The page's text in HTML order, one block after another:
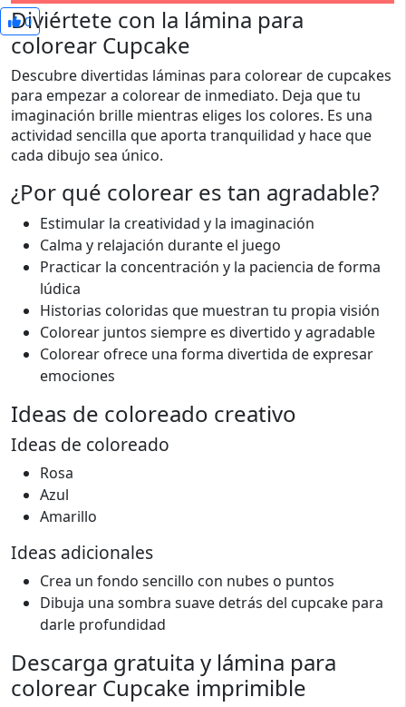
0
Diviértete con la lámina para
colorear Cupcake
Descubre divertidas láminas para colorear de cupcakes
para empezar a colorear de inmediato. Deja que tu
imaginación brille mientras eliges los colores. Es una
actividad sencilla que aporta tranquilidad y hace que
cada dibujo sea único.
¿Por qué colorear es tan agradable?
Estimular la creatividad y la imaginación
Calma y relajación durante el juego
Practicar la concentración y la paciencia de forma
lúdica
Historias coloridas que muestran tu propia visión
Colorear juntos siempre es divertido y agradable
Colorear ofrece una forma divertida de expresar
emociones
Ideas de coloreado creativo
Ideas de coloreado
Rosa
Azul
Amarillo
Ideas adicionales
Crea un fondo sencillo con nubes o puntos
Dibuja una sombra suave detrás del cupcake para
darle profundidad
Descarga gratuita y lámina para
colorear Cupcake imprimible